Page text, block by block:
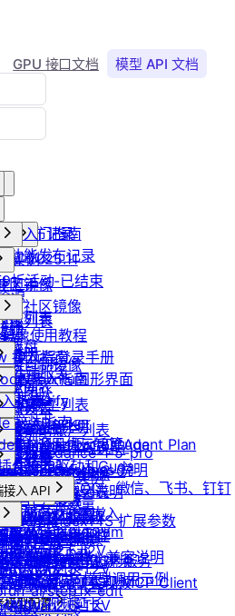
GPU 接口文档
模型 API 文档
发布记录
功能发布记录
扣-2025.11
折活动-已结束
】入门指南
传
像
型库
口设置
速
与挂载
控
实例
区镜像
的社区镜像
明
说明
像使用教程
例远程登录手册
建Ubuntu图形界面
安装Dify
安装Docker
装Nvidia驱动和Cuda
Nvidia驱动和Cuda
快速部署QQ、微信、飞书、钉钉
连接Telegram
连接飞书
源
源列表
码
可用区信息列表
速服务状态
格的资源可用性
型列表
列表
口映射列表
像列表
像
台自制镜像
像列表
像列表
共享的账户列表
签列表
享给自己的镜像
的镜像列表
布的社区镜像
户的社区镜像
作进度
享镜像
社区
云盘
盘
容价格
象存储到实例
上传和下载
入团队
单列表
单数量
支付订单
支付订单数量
单
情
的团队列表
请记录
的团队列表
上手
辑
计
云端服务
权
取模型列表
议支持说明
持与扩展字段说明
Completions 说明
Response说明
向量嵌入
快速开始
(Anthropic) 兼容说明
OCR 模型调用示例
模型配置
Banana
Banana Pro
Banana 2
1
1.5
2
seedream
Image-Edit
Image
ai/step1x-edit
dev
seedance-1-5-pro
seedance-2-0
系列
Vidu/文生视频
Vidu/图生视频
Vidu/参考图生视频
Vidu/首尾帧生视频
Vidu/视频延长
AI/Wan2.2-I2V
AI/Wan2.2-T2V
AI/Wan2.5-I2V
AI/Wan2.5-T2V
AI/Wan2.6-I2V
AI/Wan2.6-T2V
音色
IndexTTS 扩展参数
音乐生成
speech-hd
问 Qwen-TTS
疑
接入指南
接入指南
指南
接入指南
中调用优云智算Agent Plan
件接入
入 API
AI
简介
CLINE 接入 MCP 服务
UCloud API 实现 MCP Client